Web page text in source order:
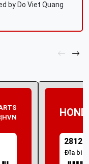
by Do Viet Quang
Đĩa bi